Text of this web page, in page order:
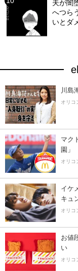
夫が闇
へつら
いとダ
川島
オリコ
マク
園」
オリコ
イケ
キュ
オリコ
お値
い
オリコ